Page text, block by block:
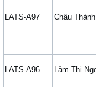
LATS-A97 Châu Thành
LATS-A96 Lâm Thị